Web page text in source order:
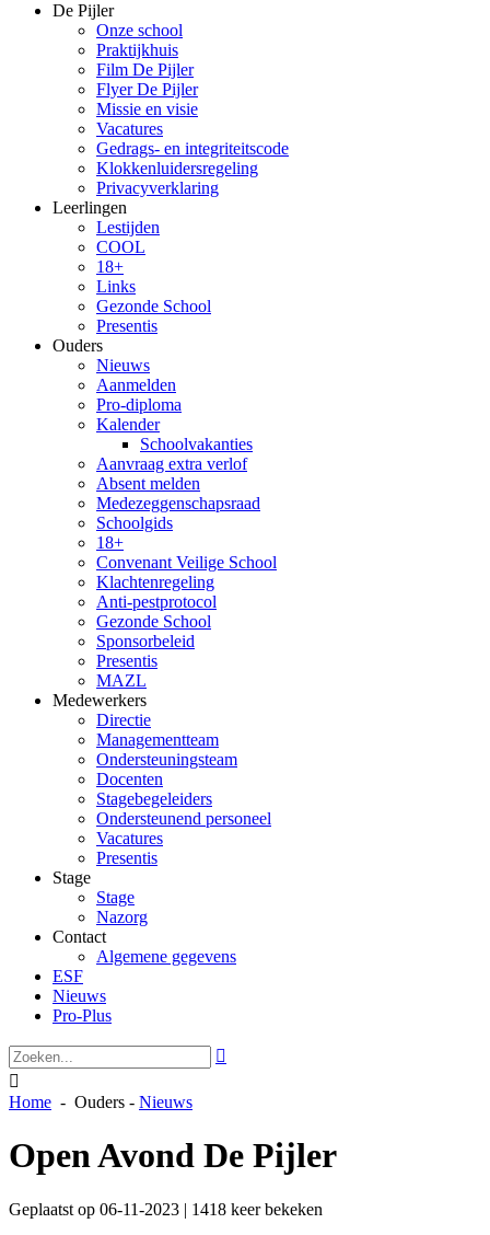
De Pijler
Onze school
Praktijkhuis
Film De Pijler
Flyer De Pijler
Missie en visie
Vacatures
Gedrags- en integriteitscode
Klokkenluidersregeling
Privacyverklaring
Leerlingen
Lestijden
COOL
18+
Links
Gezonde School
Presentis
Ouders
Nieuws
Aanmelden
Pro-diploma
Kalender
Schoolvakanties
Aanvraag extra verlof
Absent melden
Medezeggenschapsraad
Schoolgids
18+
Convenant Veilige School
Klachtenregeling
Anti-pestprotocol
Gezonde School
Sponsorbeleid
Presentis
MAZL
Medewerkers
Directie
Managementteam
Ondersteuningsteam
Docenten
Stagebegeleiders
Ondersteunend personeel
Vacatures
Presentis
Stage
Stage
Nazorg
Contact
Algemene gegevens
ESF
Nieuws
Pro-Plus


Home - Ouders - Nieuws
Open Avond De Pijler
Geplaatst op 06-11-2023 | 1418 keer bekeken